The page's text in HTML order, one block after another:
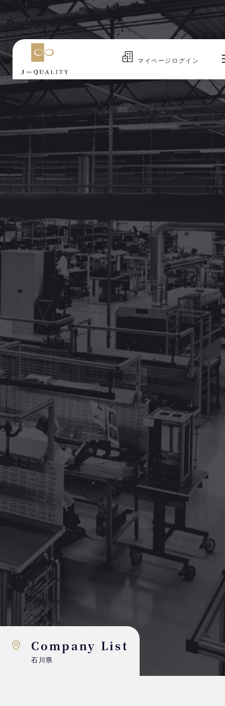
マイページログイン
Home
About
J ∞ QUALITYとは
Interview
インタビュー
Company List
承認企業一覧
Business
J ∞ QUALITY事業
En
Company List
石川県
ホーム 企業一覧